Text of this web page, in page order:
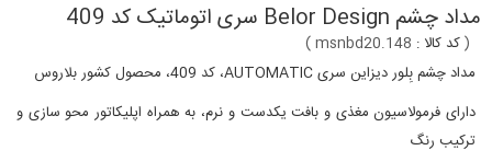
مداد چشم Belor Design سری اتوماتیک کد 409
(کد کالا : msnbd20.148
)
مداد چشم بِلور دیزاین سری AUTOMATIC، کد 409، محصول کشور بلاروس
دارای فرمولاسیون مغذی و بافت یکدست و نرم، به همراه اپلیکاتور محو سازی و
ترکیب رنگ